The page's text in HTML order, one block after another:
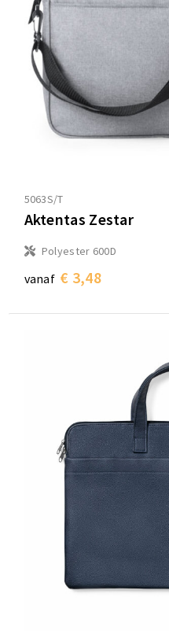
5063S/T
Aktentas Zestar
Polyester 600D
vanaf € 3,48